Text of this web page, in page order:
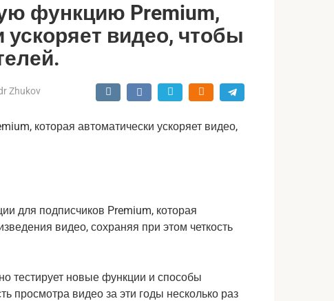
функцию Premium,
ускоряет видео, чтобы
Zhukov
для подписчиков Premium, которая
видео, сохраняя при этом четкость
тестирует новые функции и способы
просмотра видео за эти годы несколько раз